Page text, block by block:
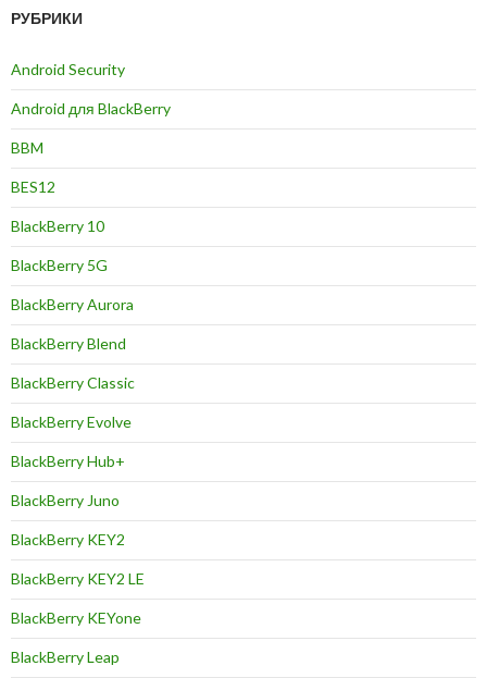
РУБРИКИ
Android Security
Android для BlackBerry
BBM
BES12
BlackBerry 10
BlackBerry 5G
BlackBerry Aurora
BlackBerry Blend
BlackBerry Classic
BlackBerry Evolve
BlackBerry Hub+
BlackBerry Juno
BlackBerry KEY2
BlackBerry KEY2 LE
BlackBerry KEYone
BlackBerry Leap